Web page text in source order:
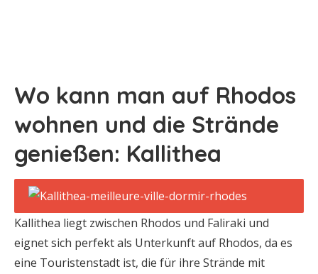
Wo kann man auf Rhodos
wohnen und die Strände
genießen: Kallithea
Kallithea liegt zwischen Rhodos und Faliraki und
eignet sich perfekt als Unterkunft auf Rhodos, da es
eine Touristenstadt ist, die für ihre Strände mit